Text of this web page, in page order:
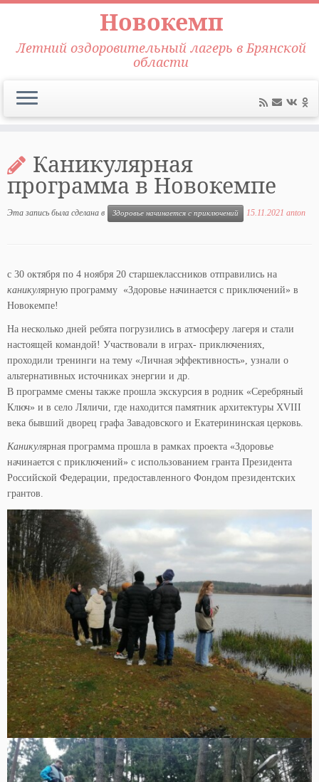
содержимому
Новокемп
Летний оздоровительный лагерь в Брянской
области
Каникулярная
программа в Новокемпе
Эта запись была сделана в Здоровье начинается с приключений 15.11.2021 anton
с 30 октября по 4 ноября 20 старшеклассников отправились на
каникулярную программу «Здоровье начинается с приключений» в
Новокемпе!
На несколько дней ребята погрузились в атмосферу лагеря и стали
настоящей командой! Участвовали в играх- приключениях,
проходили тренинги на тему «Личная эффективность», узнали о
альтернативных источниках энергии и др.
В программе смены также прошла экскурсия в родник «Серебряный
Ключ» и в село Ляличи, где находится памятник архитектуры XVIII
века бывший дворец графа Завадовского и Екатерининская церковь.
Каникулярная программа прошла в рамках проекта «Здоровье
начинается с приключений» с использованием гранта Президента
Российской Федерации, предоставленного Фондом президентских
грантов.